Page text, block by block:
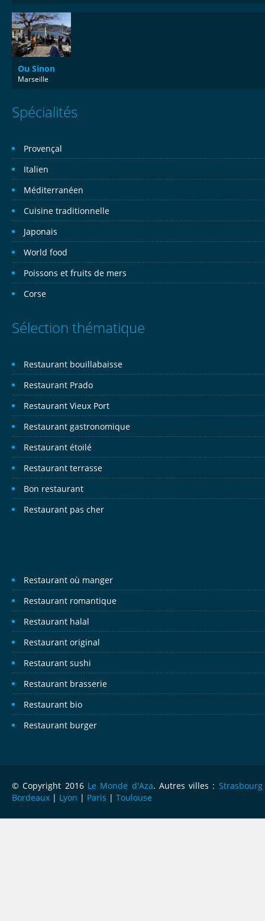
Ou Sinon
Marseille
Spécialités
Provençal
Italien
Méditerranéen
Cuisine traditionnelle
Japonais
World food
Poissons et fruits de mers
Corse
Sélection thématique
Restaurant bouillabaisse
Restaurant Prado
Restaurant Vieux Port
Restaurant gastronomique
Restaurant étoilé
Restaurant terrasse
Bon restaurant
Restaurant pas cher
Restaurant où manger
Restaurant romantique
Restaurant halal
Restaurant original
Restaurant sushi
Restaurant brasserie
Restaurant bio
Restaurant burger
© Copyright 2016 Le Monde d'Aza. Autres villes : Strasbourg
Bordeaux | Lyon | Paris | Toulouse